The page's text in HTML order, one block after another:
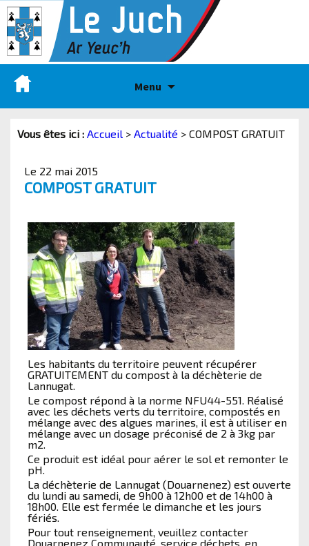
Menu
Vous êtes ici : Accueil > Actualité > COMPOST GRATUIT
Le 22 mai 2015
COMPOST GRATUIT
Les habitants du territoire peuvent récupérer
GRATUITEMENT du compost à la déchèterie de
Lannugat.
Le compost répond à la norme NFU44-551. Réalisé
avec les déchets verts du territoire, compostés en
mélange avec des algues marines, il est à utiliser en
mélange avec un dosage préconisé de 2 à 3kg par
m2.
Ce produit est idéal pour aérer le sol et remonter le
pH.
La déchèterie de Lannugat (Douarnenez) est ouverte
du lundi au samedi, de 9h00 à 12h00 et de 14h00 à
18h00. Elle est fermée le dimanche et les jours
fériés.
Pour tout renseignement, veuillez contacter
Douarnenez Communauté, service déchets, en